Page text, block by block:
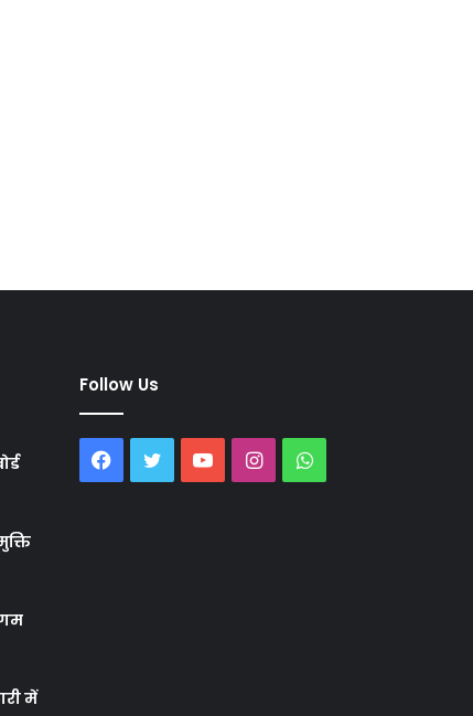
में
Follow Us
Facebook
TwitterYouTubeInstagramWhatsApp